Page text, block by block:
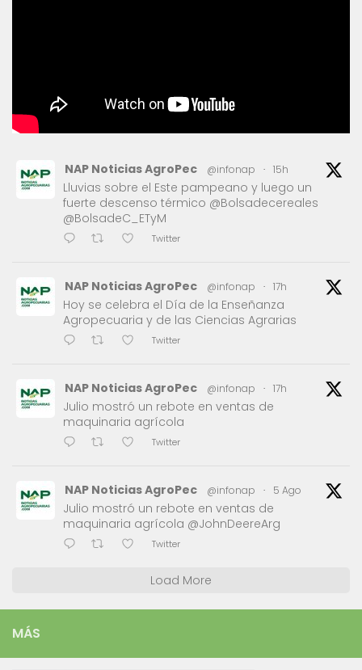
NAP Noticias AgroPec @infonap · 15h
Lluvias sobre el Este pampeano y luego un
fuerte descenso térmico @Bolsadecereales
@BolsadeC_ETyM
Twitter
NAP Noticias AgroPec @infonap · 17h
Hoy se celebra el Día de la Enseñanza
Agropecuaria y de las Ciencias Agrarias
Twitter
NAP Noticias AgroPec @infonap · 17h
Julio mostró un rebote en ventas de
maquinaria agrícola
Twitter
NAP Noticias AgroPec @infonap · 5 Ago
Julio mostró un rebote en ventas de
maquinaria agrícola @JohnDeereArg
Twitter
Load More
MÁS